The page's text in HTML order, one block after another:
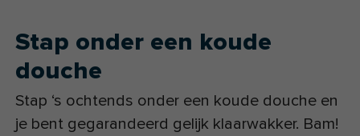
Stap onder een koude
douche
Stap ‘s ochtends onder een koude douche en
je bent gegarandeerd gelijk klaarwakker. Bam!